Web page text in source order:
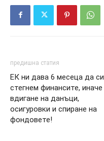
предишна статия
ЕК ни дава 6 месеца да си
стегнем финансите, иначе
вдигане на данъци,
осигуровки и спиране на
фондовете!